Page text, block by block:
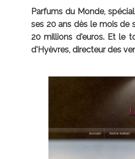
Parfums du Monde,
ses 20 ans dès le mois de
20 millions d'euros. Et le
d'Hyèvres, directeur des